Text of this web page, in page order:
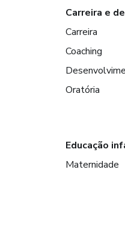
Carreira e
Carreira
Coaching
Oratória
Educação
Maternidade